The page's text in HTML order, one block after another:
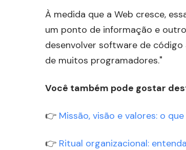
À medida que a Web cresce,
um ponto de informação e
desenvolver software de
de muitos programadores."
Você também pode gostar
👉 Missão, visão e valores: o
👉 Ritual organizacional: